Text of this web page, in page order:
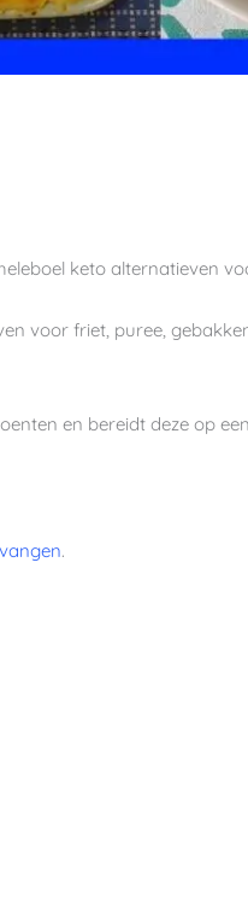
keto alternatieven
voor friet, puree,
en bereidt deze op
.